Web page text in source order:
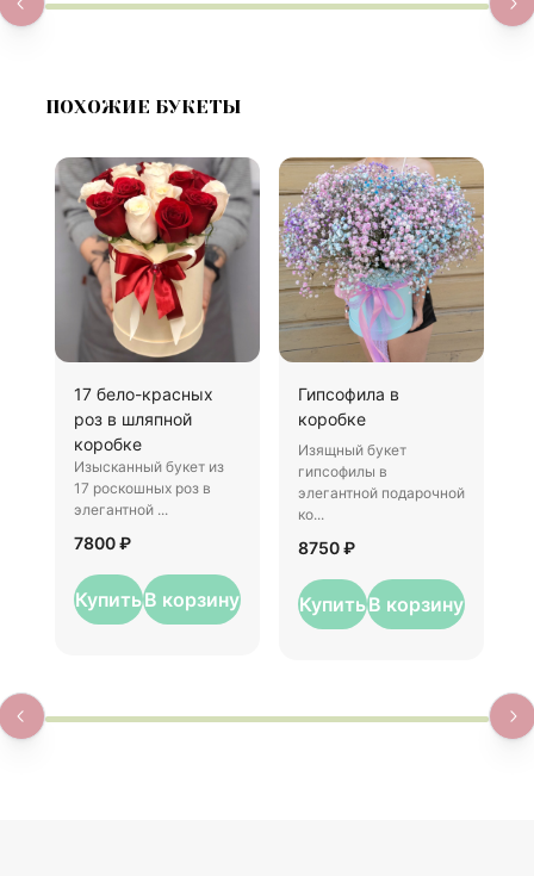
ПОХОЖИЕ БУКЕТЫ
17 бело-красных
роз в шляпной
коробке
Изысканный букет из
17 роскошных роз в
элегантной ...
7800 ₽
КупитьВ корзину
Гипсофила в
коробке
Изящный букет
гипсофилы в
элегантной подарочной
ко...
8750 ₽
КупитьВ корзину